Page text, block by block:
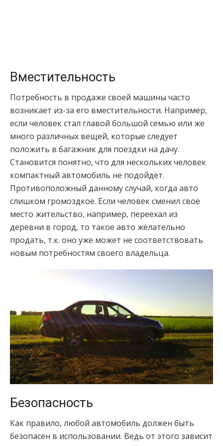
Вместительность
Потребность в продаже своей машины часто
возникает из-за его вместительности. Например,
если человек стал главой большой семью или же
много различных вещей, которые следует
положить в багажник для поездки на дачу.
Становится понятно, что для нескольких человек
компактный автомобиль не подойдёт.
Противоположный данному случай, когда авто
слишком громоздкое. Если человек сменил своё
место жительство, например, переехал из
деревни в город, то такое авто желательно
продать, т.к. оно уже может не соответствовать
новым потребностям своего владельца.
Безопасность
Как правило, любой автомобиль должен быть
безопасен в использовании. Ведь от этого зависит